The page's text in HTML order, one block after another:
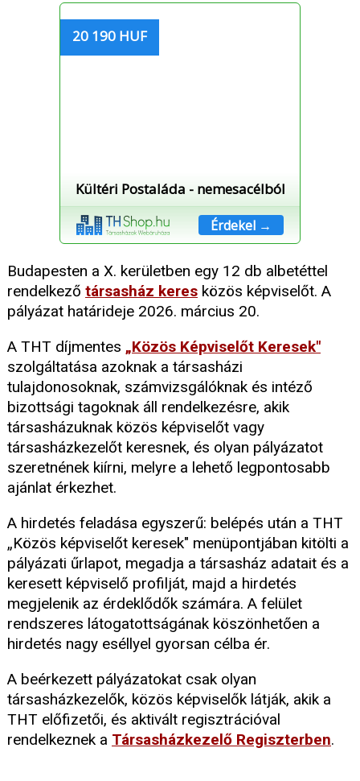
20 190 HUF
Kültéri Postaláda - nemesacélból
Érdekel →
Budapesten a X. kerületben egy 12 db albetéttel
rendelkező társasház keres közös képviselőt. A
pályázat határideje 2026. március 20.
A THT díjmentes „Közös Képviselőt Keresek"
szolgáltatása azoknak a társasházi
tulajdonosoknak, számvizsgálóknak és intéző
bizottsági tagoknak áll rendelkezésre, akik
társasházuknak közös képviselőt vagy
társasházkezelőt keresnek, és olyan pályázatot
szeretnének kiírni, melyre a lehető legpontosabb
ajánlat érkezhet.
A hirdetés feladása egyszerű: belépés után a THT
„Közös képviselőt keresek" menüpontjában kitölti a
pályázati űrlapot, megadja a társasház adatait és a
keresett képviselő profilját, majd a hirdetés
megjelenik az érdeklődők számára. A felület
rendszeres látogatottságának köszönhetően a
hirdetés nagy eséllyel gyorsan célba ér.
A beérkezett pályázatokat csak olyan
társasházkezelők, közös képviselők látják, akik a
THT előfizetői, és aktivált regisztrációval
rendelkeznek a Társasházkezelő Regiszterben.